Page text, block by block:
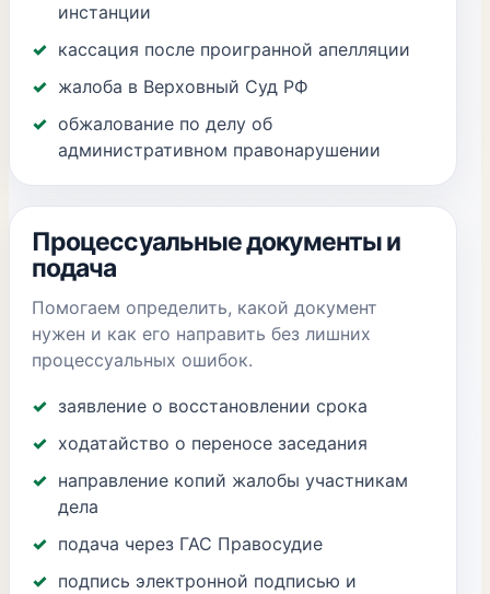
инстанции
кассация после проигранной апелляции
жалоба в Верховный Суд РФ
обжалование по делу об
административном правонарушении
Процессуальные документы и
подача
Помогаем определить, какой документ
нужен и как его направить без лишних
процессуальных ошибок.
заявление о восстановлении срока
ходатайство о переносе заседания
направление копий жалобы участникам
дела
подача через ГАС Правосудие
подпись электронной подписью и